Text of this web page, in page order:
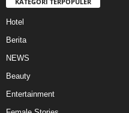
Hotel
Berita
NEWS
Beauty
Entertainment